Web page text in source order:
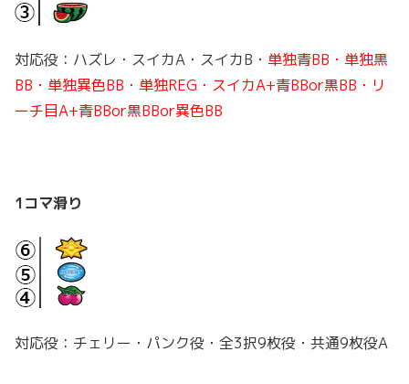
対応役：ハズレ・スイカA・スイカB・ 単独青BB・単独黒
BB・単独異色BB・単独REG・スイカA+青BBor黒BB・リ
ーチ目A+青BBor黒BBor異色BB
1コマ滑り
対応役：チェリー・パンク役・全3択9枚役・共通9枚役A